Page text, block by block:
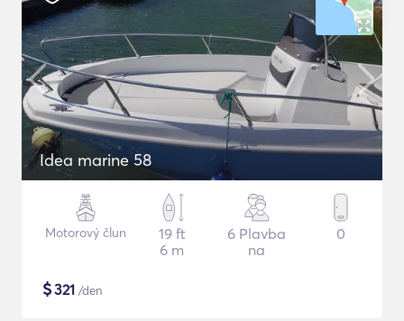
Idea marine 58
Motorový člun
19 ft
6 m
6 Plavba
na
0
$321 /den